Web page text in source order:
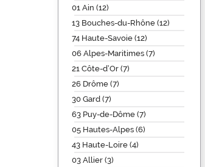
01 Ain (12)
13 Bouches-du-Rhône (12)
74 Haute-Savoie (12)
06 Alpes-Maritimes (7)
21 Côte-d’Or (7)
26 Drôme (7)
30 Gard (7)
63 Puy-de-Dôme (7)
05 Hautes-Alpes (6)
43 Haute-Loire (4)
03 Allier (3)